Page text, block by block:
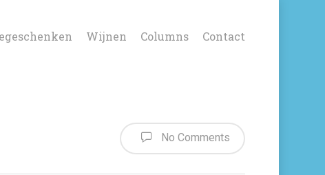
Wijnen Columns Contact
No Comments